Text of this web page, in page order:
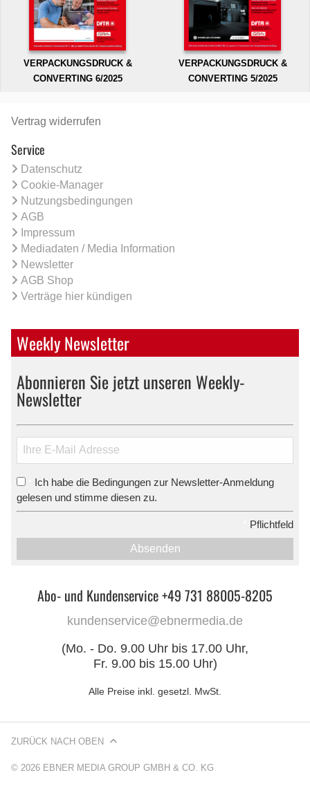
VERPACKUNGSDRUCK &
CONVERTING 6/2025
VERPACKUNGSDRUCK &
CONVERTING 5/2025
Vertrag widerrufen
Service
Datenschutz
Cookie-Manager
Nutzungsbedingungen
AGB
Impressum
Mediadaten / Media Information
Newsletter
AGB Shop
Verträge hier kündigen
Weekly Newsletter
Abonnieren Sie jetzt unseren Weekly-
Newsletter
Ich habe die Bedingungen zur Newsletter-Anmeldung
gelesen und stimme diesen zu.
Pflichtfeld
Absenden
Abo- und Kundenservice +49 731 88005-8205
kundenservice@ebnermedia.de
(Mo. - Do. 9.00 Uhr bis 17.00 Uhr,
Fr. 9.00 bis 15.00 Uhr)
Alle Preise inkl. gesetzl. MwSt.
© 2026 EBNER MEDIA GROUP GMBH & CO. KG
ZURÜCK NACH OBEN